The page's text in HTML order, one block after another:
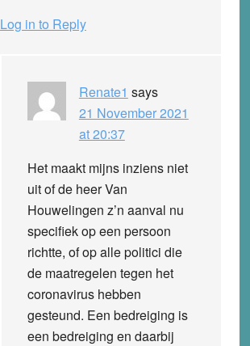
Log in to Reply
Renate1 says
21 November 2021
at 20:37
Het maakt mijns inziens niet
uit of de heer Van
Houwelingen z’n aanval nu
specifiek op een persoon
richtte, of op alle politici die
de maatregelen tegen het
coronavirus hebben
gesteund. Een bedreiging is
een bedreiging en daarbij